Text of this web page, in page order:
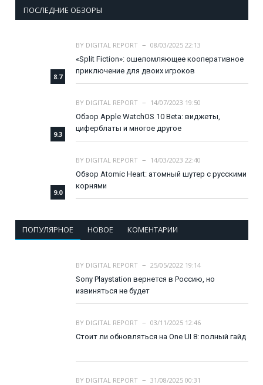
ПОСЛЕДНИЕ ОБЗОРЫ
8.7
BY DIGITAL REPORT
08/03/2025 22:13
«Split Fiction»: ошеломляющее кооперативное
приключение для двоих игроков
9.3
BY DIGITAL REPORT
14/07/2023 19:50
Обзор Apple WatchOS 10 Beta: виджеты,
циферблаты и многое другое
9.0
BY DIGITAL REPORT
14/03/2023 22:40
Обзор Atomic Heart: атомный шутер с русскими
корнями
ПОПУЛЯРНОЕ НОВОЕ КОМЕНТАРИИ
BY DIGITAL REPORT
25/05/2022 19:14
Sony Playstation вернется в Россию, но
извиняться не будет
BY DIGITAL REPORT
03/11/2025 12:46
Стоит ли обновляться на One UI 8: полный гайд
BY DIGITAL REPORT
31/08/2025 00:31